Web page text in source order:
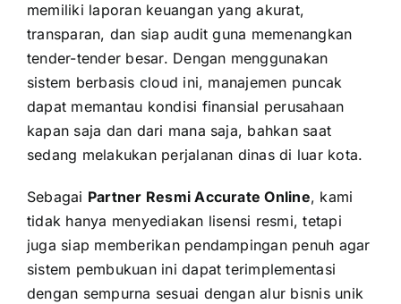
memiliki laporan keuangan yang akurat,
transparan, dan siap audit guna memenangkan
tender-tender besar. Dengan menggunakan
sistem berbasis cloud ini, manajemen puncak
dapat memantau kondisi finansial perusahaan
kapan saja dan dari mana saja, bahkan saat
sedang melakukan perjalanan dinas di luar kota.
Sebagai Partner Resmi Accurate Online, kami
tidak hanya menyediakan lisensi resmi, tetapi
juga siap memberikan pendampingan penuh agar
sistem pembukuan ini dapat terimplementasi
dengan sempurna sesuai dengan alur bisnis unik